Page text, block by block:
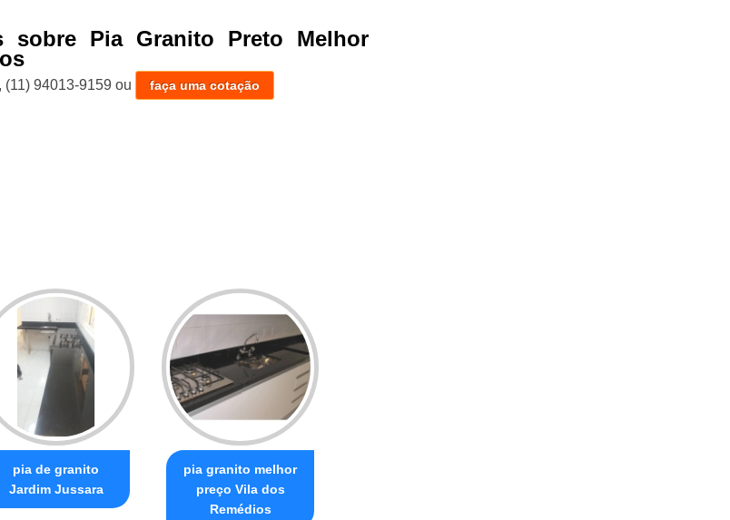
sobre Pia Granito Preto Melhor
, (11) 94013-9159 ou faça uma cotação
pia de granito
Jardim Jussara
pia granito melhor
preço Vila dos
Remédios